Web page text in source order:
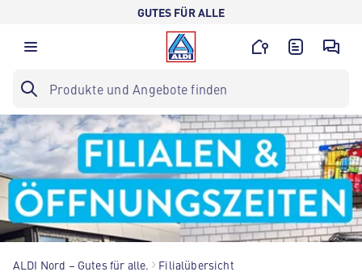
GUTES FÜR ALLE
ALDI Nord – Gutes für alle. Filialübersicht